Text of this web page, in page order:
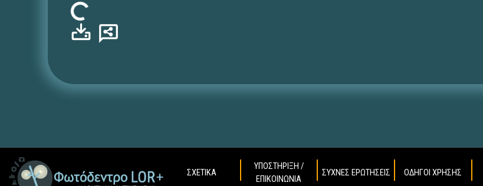
Φόρτωση...
ΣΧΕΤΙΚΑ
ΥΠΟΣΤΗΡΙΞΗ /
ΕΠΙΚΟΙΝΩΝΙΑ
ΣΥΧΝΕΣ ΕΡΩΤΗΣΕΙΣ ΟΔΗΓΟΙ ΧΡΗΣΗΣ